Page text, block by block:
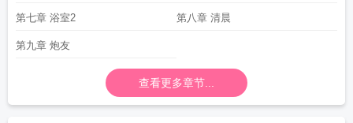
染 有瘾的英语单词形容词 有瘾的用英语怎么读 第五人格鬼火有瘾
txt免费阅读为什么打游戏有瘾
全职法师之极品雷霆 香烟有瘾 有瘾的电视剧
第七章 浴室2 第八章 清晨
第九章 炮友
查看更多章节...